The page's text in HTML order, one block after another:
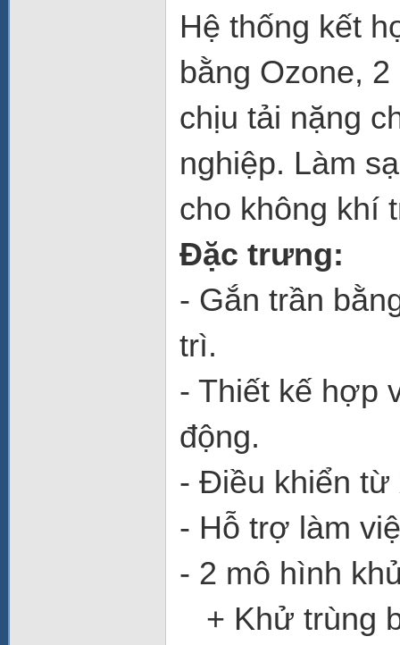
Hệ thống kết
bằng Ozone,
chịu tải nặng
nghiệp. Làm
cho không khí
Đặc trưng:
- Gắn trần
trì.
- Thiết kế hợp
động.
- Điều khiển từ
- Hỗ trợ làm
- 2 mô hình
+ Khử trùng